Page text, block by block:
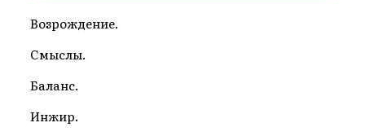
Возрождение.
Смыслы.
Баланс.
Инжир.